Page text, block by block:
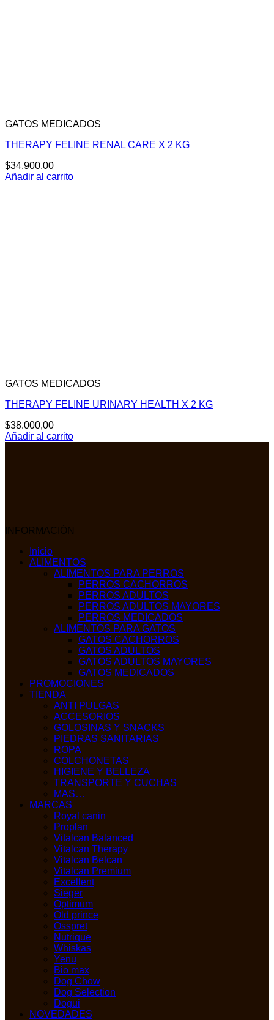
GATOS MEDICADOS
THERAPY FELINE RENAL CARE X 2 KG
$34.900,00
Añadir al carrito
GATOS MEDICADOS
THERAPY FELINE URINARY HEALTH X 2 KG
$38.000,00
Añadir al carrito
INFORMACIÓN
Inicio
ALIMENTOS
ALIMENTOS PARA PERROS
PERROS CACHORROS
PERROS ADULTOS
PERROS ADULTOS MAYORES
PERROS MEDICADOS
ALIMENTOS PARA GATOS
GATOS CACHORROS
GATOS ADULTOS
GATOS ADULTOS MAYORES
GATOS MEDICADOS
PROMOCIONES
TIENDA
ANTI PULGAS
ACCESORIOS
GOLOSINAS Y SNACKS
PIEDRAS SANITARIAS
ROPA
COLCHONETAS
HIGIENE Y BELLEZA
TRANSPORTE Y CUCHAS
MAS…
MARCAS
Royal canin
Proplan
Vitalcan Balanced
Vitalcan Therapy
Vitalcan Belcan
Vitalcan Premium
Excellent
Sieger
Optimum
Old prince
Osspret
Nutrique
Whiskas
Yenu
Bio max
Dog Chow
Dog Selection
Dogui
NOVEDADES